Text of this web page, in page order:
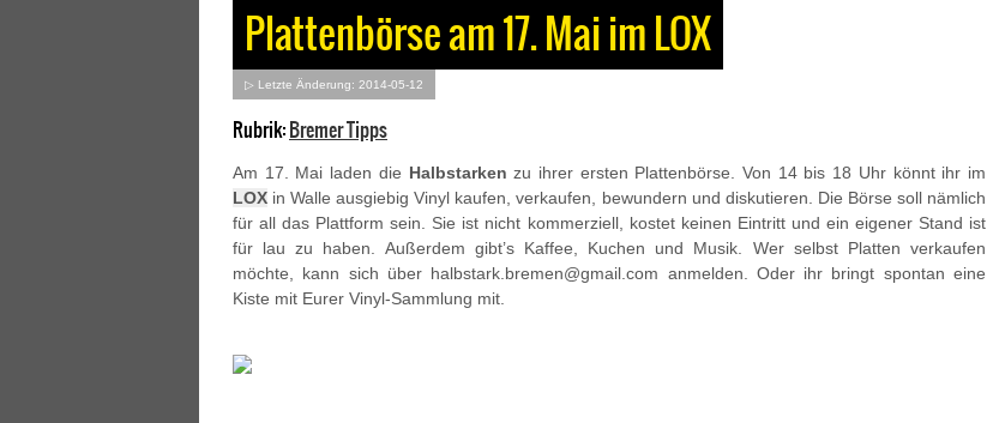
Plattenbörse am 17. Mai im LOX
▷ Letzte Änderung: 2014-05-12
Rubrik:Bremer Tipps
Am 17. Mai laden die Halbstarken zu ihrer ersten Plattenbörse. Von 14 bis 18 Uhr könnt ihr im
LOX in Walle ausgiebig Vinyl kaufen, verkaufen, bewundern und diskutieren. Die Börse soll nämlich
für all das Plattform sein. Sie ist nicht kommerziell, kostet keinen Eintritt und ein eigener Stand ist
für lau zu haben. Außerdem gibt’s Kaffee, Kuchen und Musik. Wer selbst Platten verkaufen
möchte, kann sich über halbstark.bremen@gmail.com anmelden. Oder ihr bringt spontan eine
Kiste mit Eurer Vinyl-Sammlung mit.